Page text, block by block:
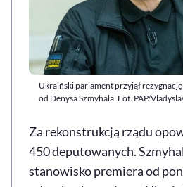
Ukraiński parlament przyjął
od Denysa Szmyhala. Fot. PAP/
Za rekonstrukcją rządu
450 deputowanych.
stanowisko premiera od